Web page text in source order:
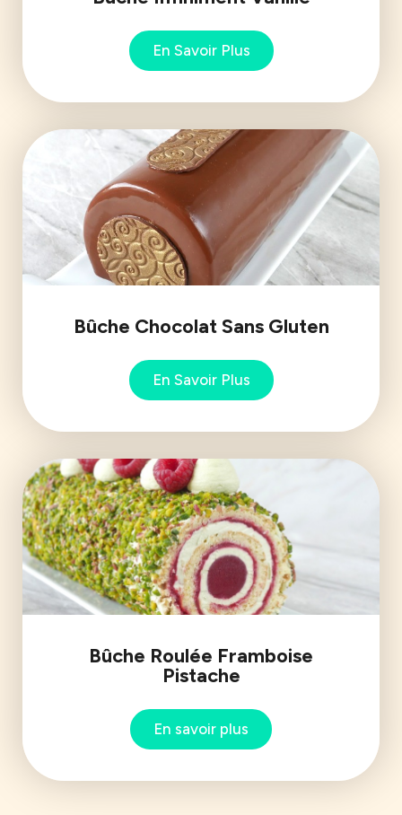
En Savoir Plus
Bûche Chocolat Sans Gluten
En Savoir Plus
Bûche Roulée Framboise
Pistache
En savoir plus